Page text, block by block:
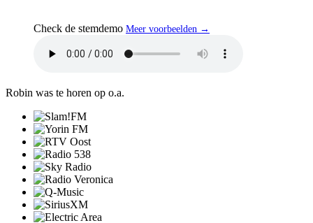
Check de stemdemo Meer voorbeelden →
Robin was te horen op o.a.